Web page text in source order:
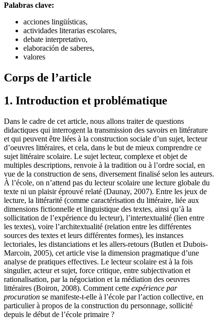
Palabras clave:
acciones lingüísticas,
actividades literarias escolares,
debate interpretativo,
elaboración de saberes,
valores
Corps de l’article
1. Introduction et problématique
Dans le cadre de cet article, nous allons traiter de questions
didactiques qui interrogent la transmission des savoirs en littérature
et qui peuvent être liées à la construction sociale d’un sujet, lecteur
d’oeuvres littéraires, et cela, dans le but de mieux comprendre ce
sujet littéraire scolaire. Le sujet lecteur, complexe et objet de
multiples descriptions, renvoie à la tradition ou à l’ordre social, en
vue de la construction de sens, diversement finalisé selon les auteurs.
À l’école, on n’attend pas du lecteur scolaire une lecture globale du
texte ni un plaisir éprouvé relaté (Daunay, 2007). Entre les jeux de
lecture, la littérarité (comme caractérisation du littéraire, liée aux
dimensions fictionnelle et linguistique des textes, ainsi qu’à la
sollicitation de l’expérience du lecteur), l’intertextualité (lien entre
les textes), voire l’architextualité (relation entre les différentes
sources des textes et leurs différentes formes), les instances
lectoriales, les distanciations et les allers-retours (Butlen et Dubois-
Marcoin, 2005), cet article vise la dimension pragmatique d’une
analyse de pratiques effectives. Le lecteur scolaire est à la fois
singulier, acteur et sujet, force critique, entre subjectivation et
rationalisation, par la négociation et la médiation des oeuvres
littéraires (Boiron, 2008). Comment cette expérience par
procuration se manifeste-t-elle à l’école par l’action collective, en
particulier à propos de la construction du personnage, sollicité
depuis le début de l’école primaire ?